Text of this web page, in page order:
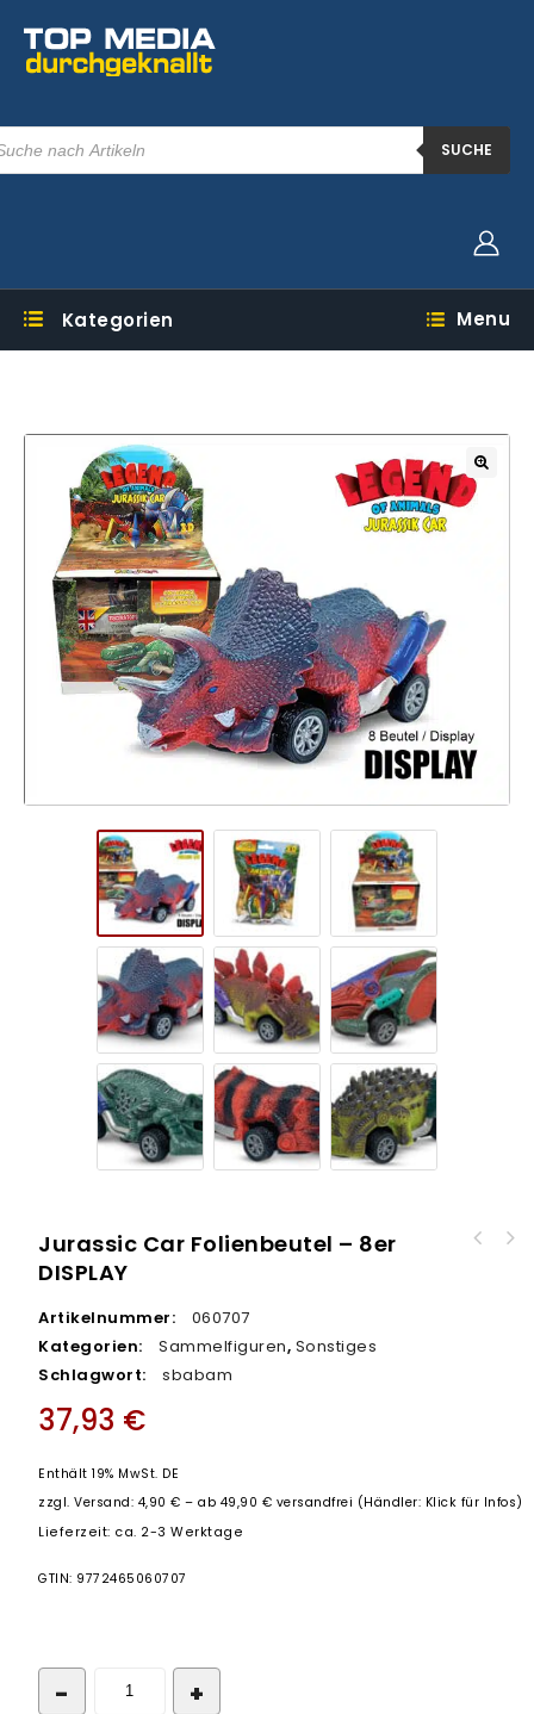
SUCHE
Kategorien Menu
🔍
Jurassic Car Folienbeutel – 8er
DISPLAY
Artikelnummer:
060707
Kategorien:
Sammelfiguren, Sonstiges
Schlagwort:
sbabam
37,93 €
Enthält 19% MwSt. DE
zzgl.Versand: 4,90 € – ab 49,90 € versandfrei (Händler: Klick für Infos)
Lieferzeit: ca. 2-3 Werktage
GTIN: 9772465060707